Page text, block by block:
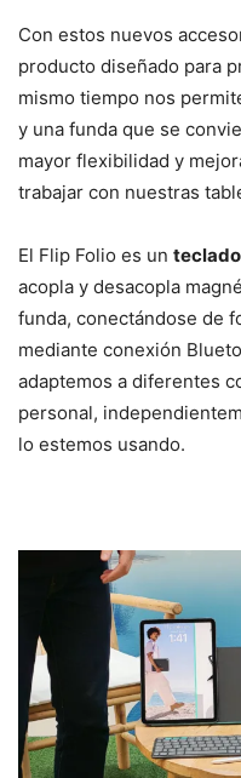
Con estos nuevos
producto diseñado para
mismo tiempo nos
y una funda que se
mayor flexibilidad y
trabajar con nuestras
El Flip Folio es un
acopla y desacopla
funda, conectándose de
mediante conexión
adaptemos a diferentes
personal,
lo estemos usando.